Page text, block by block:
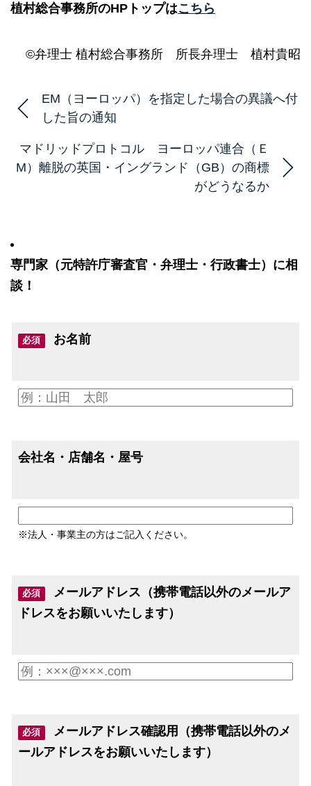
植村総合事務所のHPトップはこちら
©弁理士 植村総合事務所 所長弁理士 植村貴昭
EM（ヨーロッパ）を指定した場合の異議へ付
した旨の通知
マドリッドプロトコル ヨーロッパ連合（Ｅ
M）離脱の英国・イングランド（GB）の商標
がどうなるか
専門家（元特許庁審査官・弁理士・行政書士）に相
談！
必須 お名前
会社名・店舗名・屋号
※法人・事業主の方はご記入ください。
必須
メールアドレス（携帯電話以外のメールア
ドレスをお願いいたします）
必須
メールアドレス確認用（携帯電話以外のメ
ールアドレスをお願いいたします）